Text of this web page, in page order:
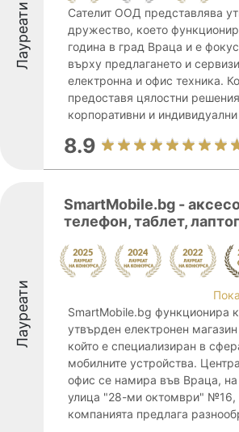
Лауреати
Сателит ООД представлява
дружество, което
година в град Враца и е
върху предлагането и
електронна и офис техника.
предоставя цялостни
корпоративни и индивидуални
8.9
Лауреати
SmartMobile.bg -
телефон, таблет,
SmartMobile.bg функционира
утвърден електронен
който е специализиран в
мобилните устройства.
офис се намира във Враца,
улица "28-ми октомври" №16,
компанията предлага